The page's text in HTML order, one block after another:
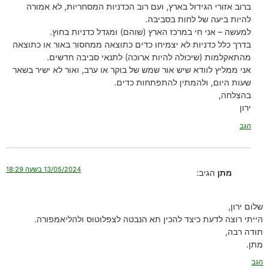
ברוב אזורי הגידול בארץ, ועם רוב הכדניות המסחריות, לא אמורה
להיות ביעה של לחות בסביבה.
למעשה – אני חי במרכז הארץ (שוהם) ומגדל כדניות בחוץ.
בדרך כלל כדניות לא יצמיחו כדים כתוצאה ממחסור באור או כתוצאה
מהתאקלמות (שיכולה להיות ארוכה) לתנאי סביבה חדשים.
אני ממליץ לוודא שיש אור שמש של בוקר או ערב, ואור לא ישיר בשאר
שעות היום, ולהמתין להתפתחות כדים.
בהצלחה,
ירון
הגב
מתן הגיב: 13/05/2024 בשעה 18:29
שלום ירון,
הייתי רוצה לדעת כיצד להכין תא הנבטה לצפלוטוס ולהליאמפורה.
תודה רבה,
מתן.
הגב